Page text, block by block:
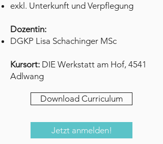
exkl. Unterkunft und Verpflegung
Dozentin:
DGKP Lisa Schachinger MSc
Kursort: DIE Werkstatt am Hof, 4541
Adlwang
Download Curriculum
Jetzt anmelden!